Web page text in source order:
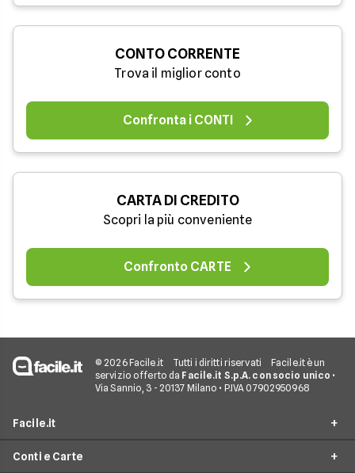
CONTO CORRENTE
Trova il miglior conto
Confronta i CONTI
CARTA DI CREDITO
Scopri la più conveniente
Confronto CARTE
© 2026 Facile.it Tutti i diritti riservati
Facile.it è un
servizio offerto da Facile.it S.p.A. con socio unico •
Via Sannio, 3 - 20137 Milano • P.IVA 07902950968
Facile.it
Conti e Carte